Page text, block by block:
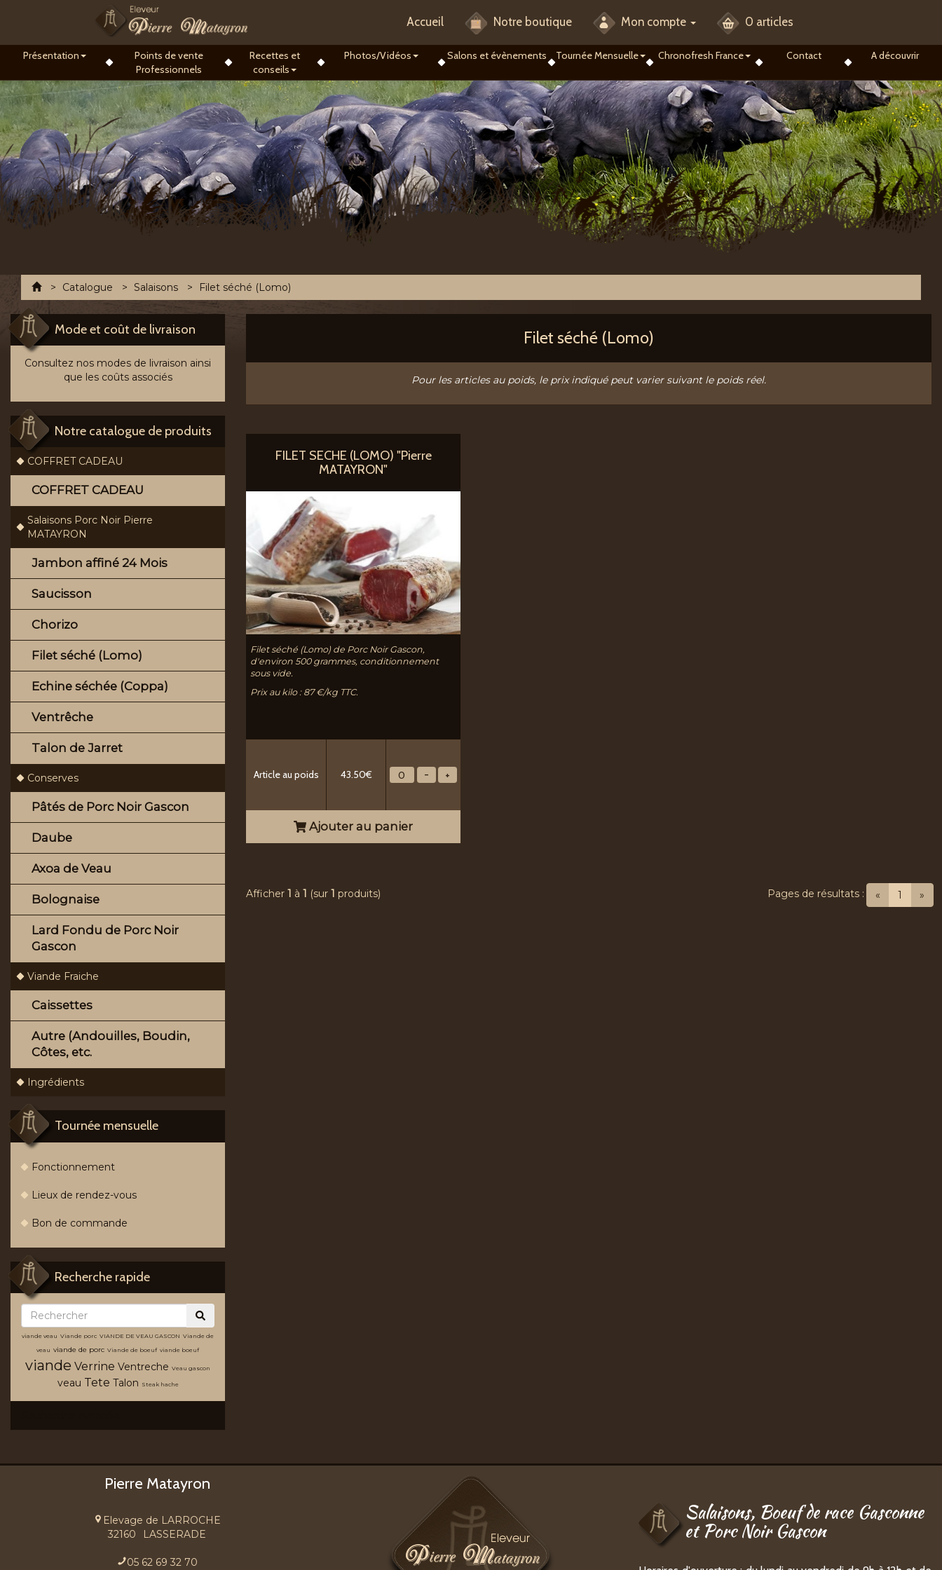
Accueil Notre boutique Mon compte 0 articles
Présentation
Points de vente
Professionnels
Recettes et
conseils
Photos/Vidéos Salons et évènements Tournée Mensuelle Chronofresh France Contact A découvrir
AccueilCatalogue Salaisons Filet séché (Lomo)
Filet séché (Lomo)
Pour les articles au poids, le prix indiqué peut varier suivant le poids réel.
FILET SECHE (LOMO) "Pierre
MATAYRON"
Filet séché (Lomo) de Porc Noir Gascon,
d'environ 500 grammes, conditionnement
sous vide.
Prix au kilo : 87 €/kg TTC.
Article au poids 43.50€
Ajouter au panier
Afficher 1 à 1 (sur 1 produits) « 1 »
Pages de résultats :
Mode et coût de livraison
Consultez nos modes de livraison ainsi
que les coûts associés
Notre catalogue de produits
COFFRET CADEAU
COFFRET CADEAU
Salaisons Porc Noir Pierre
MATAYRON
Jambon affiné 24 Mois
Saucisson
Chorizo
Filet séché (Lomo)
Echine séchée (Coppa)
Ventrêche
Talon de Jarret
Conserves
Pâtés de Porc Noir Gascon
Daube
Axoa de Veau
Bolognaise
Lard Fondu de Porc Noir
Gascon
Viande Fraiche
Caissettes
Autre (Andouilles, Boudin,
Côtes, etc.
Ingrédients
Tournée mensuelle
Fonctionnement
Lieux de rendez-vous
Bon de commande
Recherche rapide
viande veau Viande porc VIANDE DE VEAU GASCON Viande de
veau viande de porc Viande de boeuf viande boeuf
viande Verrine Ventreche Veau gascon
veau Tete Talon Steak hache
Pierre Matayron
Elevage de LARROCHE
32160
LASSERADE
05 62 69 32 70
Salaisons, Boeuf de race Gasconne
et Porc Noir Gascon